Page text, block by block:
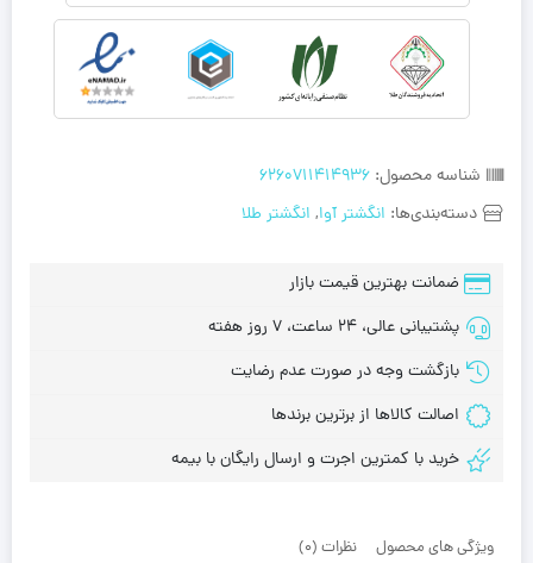
شناسه محصول: 6260711414936
دسته‌بندی‌ها: انگشتر آوا, انگشتر طلا
ضمانت بهترین قیمت بازار
پشتیبانی عالی، 24 ساعت، 7 روز هفته
بازگشت وجه در صورت عدم رضایت
اصالت کالاها از برترین برندها
خرید با کمترین اجرت و ارسال رایگان با بیمه
ویژگی های محصول نظرات (0)